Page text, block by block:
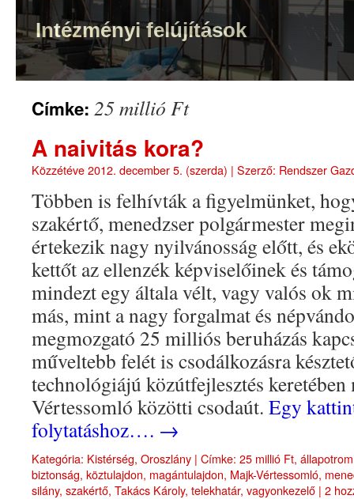
Intézményi felújítások
Címke: 25 millió Ft
A naivitás kora?
Közzétéve2012. december 5. (szerda) | Szerző: Rendszer
Többen is felhívták a figyelmünket,
szakértő, menedzser polgármester
értekezik nagy nyilvánosság előtt, és
kettőt az ellenzék képviselőinek és
mindezt egy általa vélt, vagy valós ok
más, mint a nagy forgalmat és
megmozgató 25 milliós beruházás
műveltebb felét is csodálkozásra
technológiájú közútfejlesztés
Vértessomló közötti csodaút. Egy
folytatáshoz…. →
Kategória: Kistérség, Oroszlány | Címke: 25 millió Ft,
biztonság, köztulajdon, magántulajdon, Majk-Vértessomló,
silány, szakértő, Takács Károly, telekhatár, vagyonkezelő | 2